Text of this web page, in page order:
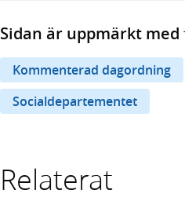
Sidan är uppmärkt
Kommenterad dagordning
Socialdepartementet
Relaterat